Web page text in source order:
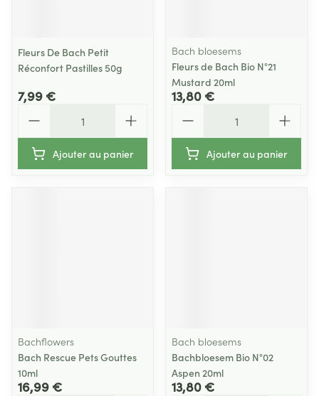
Fleurs De Bach Petit
Réconfort Pastilles 50g
7,99 €
Ajouter au panier
Bach bloesems
Fleurs de Bach Bio N°21
Mustard 20ml
13,80 €
Ajouter au panier
Bachflowers
Bach Rescue Pets Gouttes
10ml
16,99 €
Bach bloesems
Bachbloesem Bio N°02
Aspen 20ml
13,80 €